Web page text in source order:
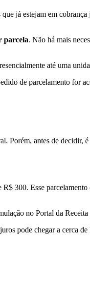
já estejam em
parcela. Não há mais
até uma
de parcelamento for
Porém, antes de decidir,
300. Esse
no Portal da Receita
pode chegar a cerca